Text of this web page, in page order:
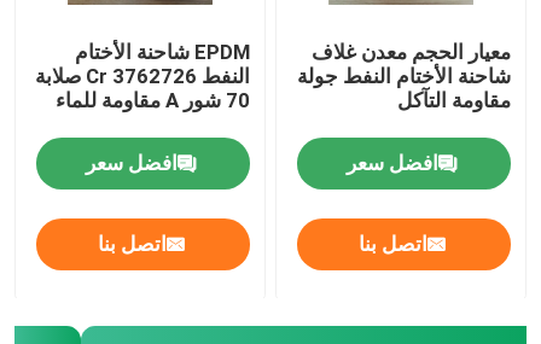
معيار الحجم معدن غلاف
شاحنة الأختام النفط جولة
مقاومة التآكل
افضل سعر
اتصل بنا
EPDM شاحنة الأختام
النفط Cr 3762726 صلابة
70 شور A مقاومة للماء
افضل سعر
اتصل بنا